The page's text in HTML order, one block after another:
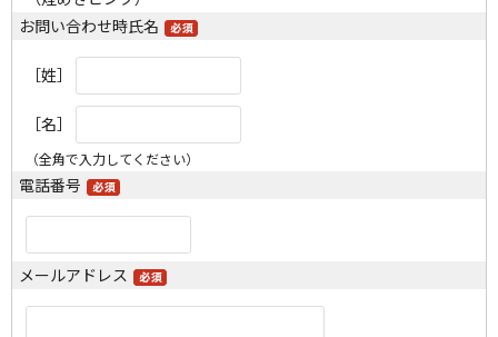
お問い合わせ時氏名
［姓］
［名］
（全角で入力してください）
電話番号
メールアドレス